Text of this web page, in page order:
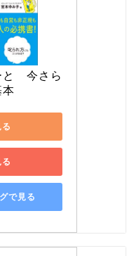
　今さら
本
で見る